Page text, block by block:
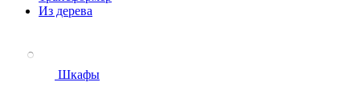
Из дерева
Шкафы